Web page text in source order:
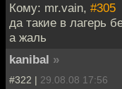
Кому: mr.vain, #305
да такие в лагерь
а жаль
kanibal »
#322 | 29.08.08 17:56